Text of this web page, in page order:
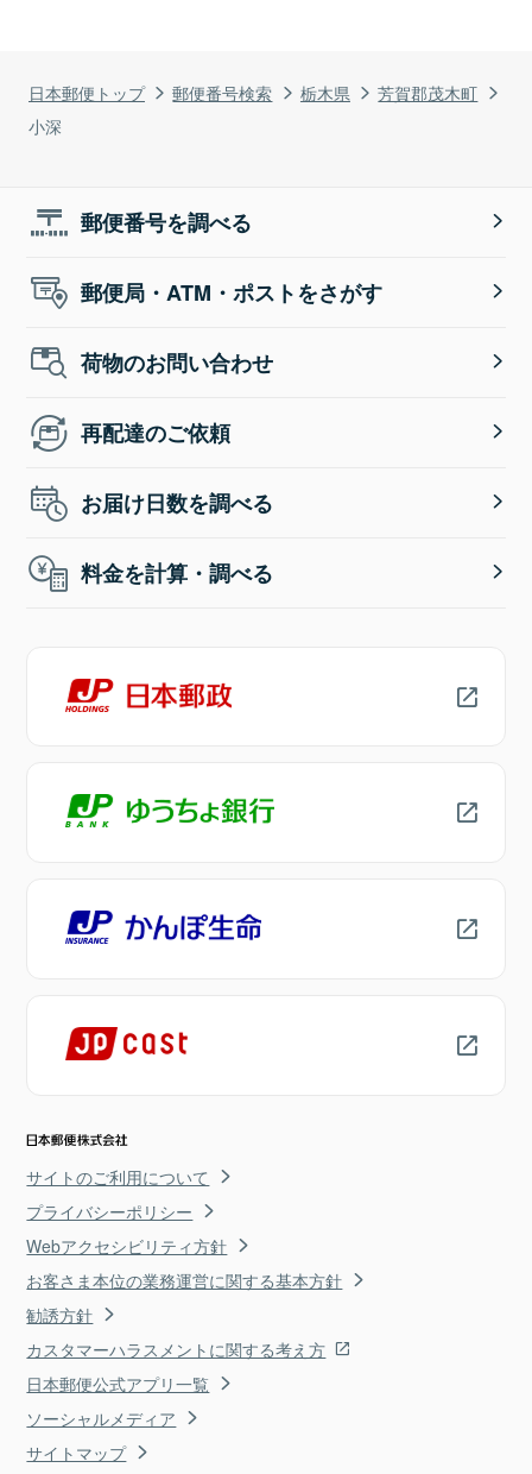
日本郵便トップ 郵便番号検索 栃木県
芳賀郡茂木町
小深
郵便番号を調べる
郵便局・ATM・ポストをさがす
荷物のお問い合わせ
再配達のご依頼
お届け日数を調べる
料金を計算・調べる
サイトのご利用について
プライバシーポリシー
Webアクセシビリティ方針
お客さま本位の業務運営に関する基本方針
勧誘方針
カスタマーハラスメントに関する考え方
日本郵便公式アプリ一覧
ソーシャルメディア
サイトマップ